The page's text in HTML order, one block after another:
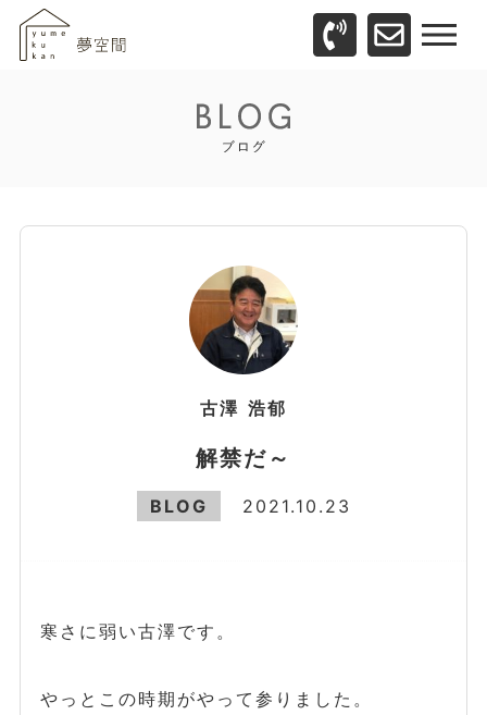
古澤 浩郁
解禁だ～
BLOG 2021.10.23
寒さに弱い古澤です。
やっとこの時期がやって参りました。